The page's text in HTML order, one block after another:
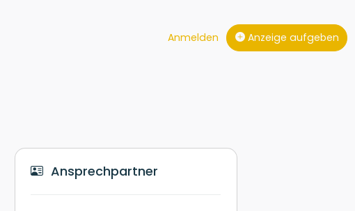
Anmelden Anzeige aufgeben
Ansprechpartner